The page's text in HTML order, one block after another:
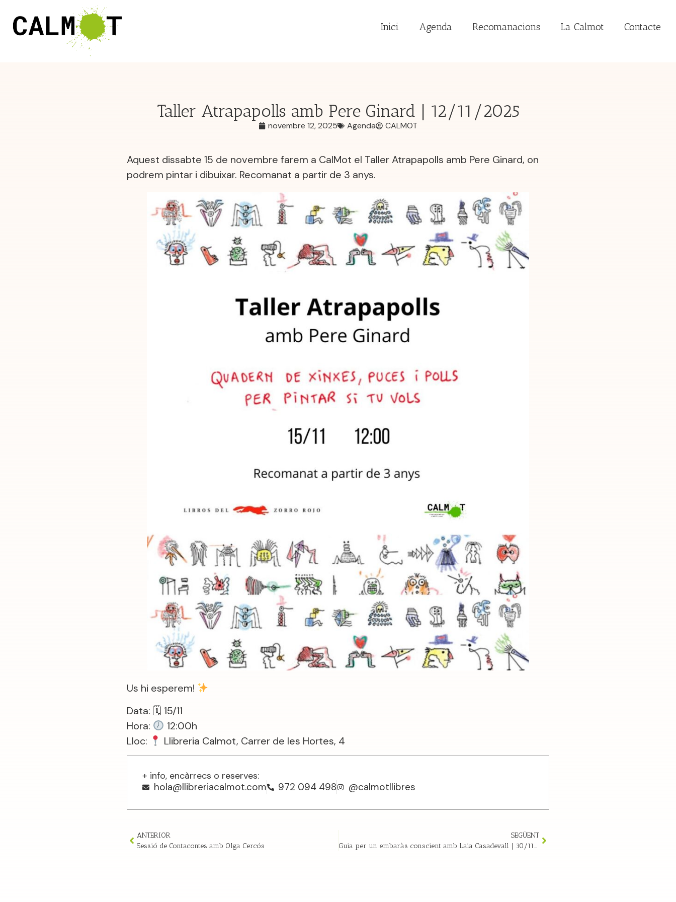
Inici Agenda Recomanacions La Calmot Contacte
Taller Atrapapolls amb Pere Ginard | 12/11/2025
novembre 12, 2025 Agenda CALMOT
Aquest dissabte 15 de novembre farem a CalMot el Taller Atrapapolls amb Pere Ginard, on
podrem pintar i dibuixar. Recomanat a partir de 3 anys.
Us hi esperem!
Data: 🗓 15/11
Hora:
12:00h
Lloc:
Llibreria Calmot, Carrer de les Hortes, 4
+ info, encàrrecs o reserves:
hola@llibreriacalmot.com 972 094 498 @calmotllibres
ANTERIOR
Sessió de Contacontes amb Olga Cercós
SEGÜENT
Guia per un embaràs conscient amb Laia Casadevall | 30/11/25